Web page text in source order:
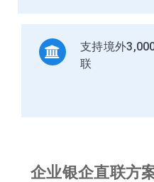
支持境外
联
企业银企直联方